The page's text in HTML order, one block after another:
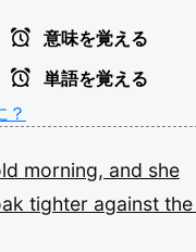
意味を覚える
単語を覚える
？
morning, and she
tighter against the